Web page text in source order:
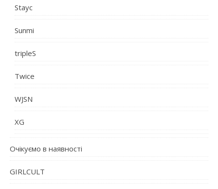
Stayc
Sunmi
tripleS
Twice
WJSN
XG
Очікуємо в наявності
GIRLCULT